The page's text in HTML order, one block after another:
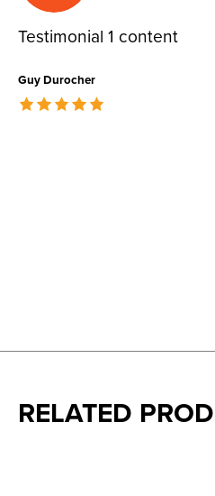
Testimonial 1 content
Guy Durocher
The rating of this product is
RELATED